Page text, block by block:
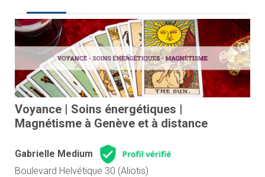
Voyance | Soins énergétiques |
Magnétisme à Genève et à distance
Gabrielle Medium
Boulevard Helvétique 30 (Aliotis)